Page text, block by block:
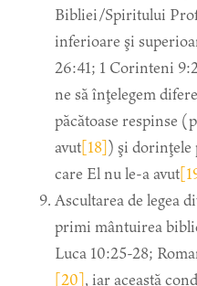
Bibliei/Spiritului
inferioare şi
26:41; 1 Corinteni
ne să înţelegem
păcătoase respinse
avut[18]) şi dorinţele
care El nu le-a avut
Ascultarea de legea
primi mântuirea
Luca 10:25-28;
[20], iar această